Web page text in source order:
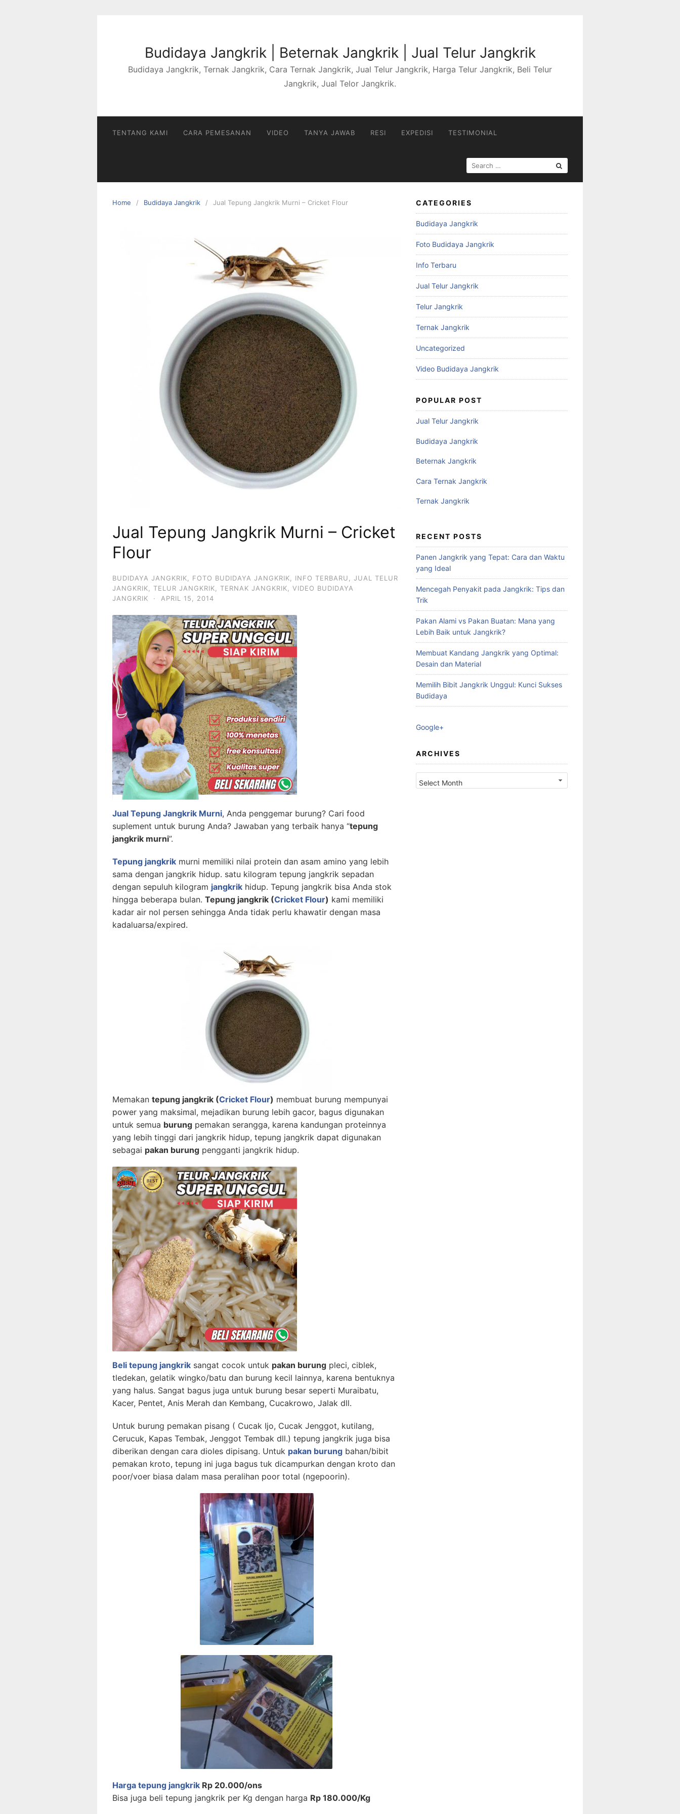
Budidaya Jangkrik | Beternak Jangkrik | Jual Telur Jangkrik
Budidaya Jangkrik, Ternak Jangkrik, Cara Ternak Jangkrik, Jual Telur Jangkrik, Harga Telur Jangkrik, Beli Telur
Jangkrik, Jual Telor Jangkrik.
TENTANG KAMI CARA PEMESANAN VIDEO TANYA JAWAB RESI EXPEDISI TESTIMONIAL
SEARCH
FOR:
Home Budidaya Jangkrik Jual Tepung Jangkrik Murni – Cricket Flour
Jual Tepung Jangkrik Murni – Cricket
Flour
BUDIDAYA JANGKRIK FOTO BUDIDAYA JANGKRIK INFO TERBARU
JUAL TELUR
JANGKRIK
TELUR JANGKRIK TERNAK JANGKRIK
VIDEO BUDIDAYA
JANGKRIK
· APRIL 15, 2014
Jual Tepung Jangkrik Murni, Anda penggemar burung? Cari food
suplement untuk burung Anda? Jawaban yang terbaik hanya “tepung
jangkrik murni”.
Tepung jangkrik murni memiliki nilai protein dan asam amino yang lebih
sama dengan jangkrik hidup. satu kilogram tepung jangkrik sepadan
dengan sepuluh kilogram jangkrik hidup. Tepung jangkrik bisa Anda stok
hingga beberapa bulan. Tepung jangkrik (Cricket Flour) kami memiliki
kadar air nol persen sehingga Anda tidak perlu khawatir dengan masa
kadaluarsa/expired.
Memakan tepung jangkrik (Cricket Flour) membuat burung mempunyai
power yang maksimal, mejadikan burung lebih gacor, bagus digunakan
untuk semua burung pemakan serangga, karena kandungan proteinnya
yang lebih tinggi dari jangkrik hidup, tepung jangkrik dapat digunakan
sebagai pakan burung pengganti jangkrik hidup.
Beli tepung jangkrik sangat cocok untuk pakan burung pleci, ciblek,
tledekan, gelatik wingko/batu dan burung kecil lainnya, karena bentuknya
yang halus. Sangat bagus juga untuk burung besar seperti Muraibatu,
Kacer, Pentet, Anis Merah dan Kembang, Cucakrowo, Jalak dll.
Untuk burung pemakan pisang ( Cucak Ijo, Cucak Jenggot, kutilang,
Cerucuk, Kapas Tembak, Jenggot Tembak dll.) tepung jangkrik juga bisa
diberikan dengan cara dioles dipisang. Untuk pakan burung bahan/bibit
pemakan kroto, tepung ini juga bagus tuk dicampurkan dengan kroto dan
poor/voer biasa dalam masa peralihan poor total (ngepoorin).
Harga tepung jangkrik Rp 20.000/ons
Bisa juga beli tepung jangkrik per Kg dengan harga Rp 180.000/Kg
CATEGORIES
Budidaya Jangkrik
Foto Budidaya Jangkrik
Info Terbaru
Jual Telur Jangkrik
Telur Jangkrik
Ternak Jangkrik
Uncategorized
Video Budidaya Jangkrik
POPULAR POST
Jual Telur Jangkrik
Budidaya Jangkrik
Beternak Jangkrik
Cara Ternak Jangkrik
Ternak Jangkrik
RECENT POSTS
Panen Jangkrik yang Tepat: Cara dan Waktu
yang Ideal
Mencegah Penyakit pada Jangkrik: Tips dan
Trik
Pakan Alami vs Pakan Buatan: Mana yang
Lebih Baik untuk Jangkrik?
Membuat Kandang Jangkrik yang Optimal:
Desain dan Material
Memilih Bibit Jangkrik Unggul: Kunci Sukses
Budidaya
Google+
ARCHIVES
Archives